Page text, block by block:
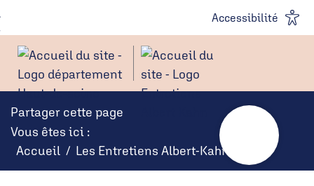
Aller au
contenu
Aller à la
recherche
Accessibilité
Vous êtes ici :
Accueil
Les Entretiens Albert-Kahn
Partager cette page